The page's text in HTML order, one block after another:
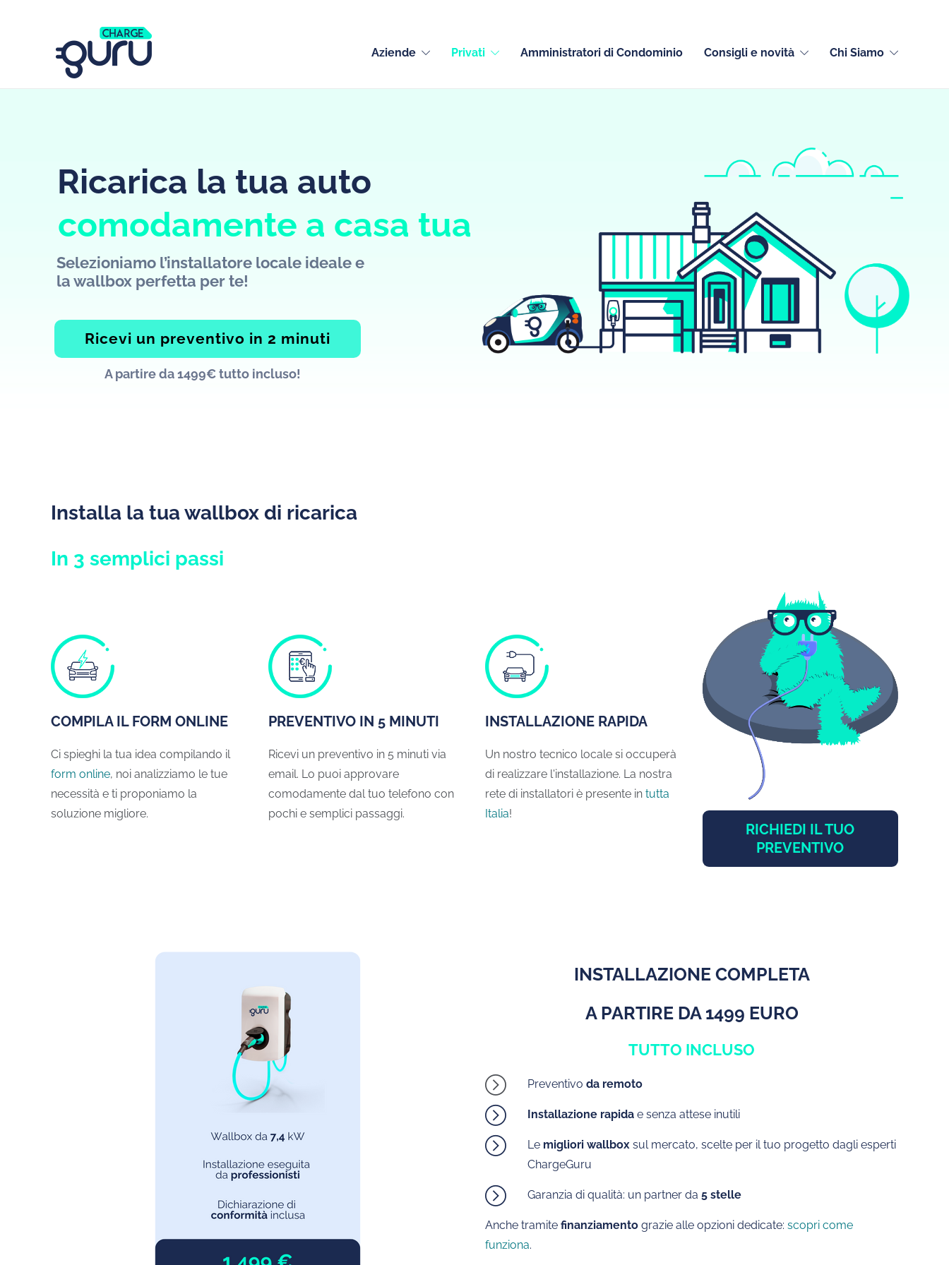
Aziende Privati Amministratori di Condominio Consigli e novità Chi Siamo
Ricarica la tua auto
A partire da 1499€ tutto incluso!
comodamente a casa tua
Ricevi un preventivo in 2 minuti
Selezioniamo l’installatore locale ideale e
la wallbox perfetta per te!
Installa la tua wallbox di ricarica
In 3 semplici passi
COMPILA IL FORM ONLINE
Ci spieghi la tua idea compilando il
form online, noi analizziamo le tue
necessità e ti proponiamo la
soluzione migliore.
PREVENTIVO IN 5 MINUTI
Ricevi un preventivo in 5 minuti via
email. Lo puoi approvare
comodamente dal tuo telefono con
pochi e semplici passaggi.
INSTALLAZIONE RAPIDA
Un nostro tecnico locale si occuperà
di realizzare l'installazione. La nostra
rete di installatori è presente in tutta
Italia!
RICHIEDI IL TUO
PREVENTIVO
INSTALLAZIONE COMPLETA
A PARTIRE DA 1499 EURO
TUTTO INCLUSO
Preventivo da remoto
Installazione rapida e senza attese inutili
Le migliori wallbox sul mercato, scelte per il tuo progetto dagli esperti
ChargeGuru
Garanzia di qualità: un partner da 5 stelle
Anche tramite finanziamento grazie alle opzioni dedicate: scopri come
funziona.